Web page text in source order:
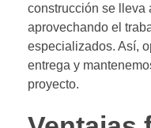
construcción se lleva
aprovechando el
especializados. Así,
entrega y
proyecto.